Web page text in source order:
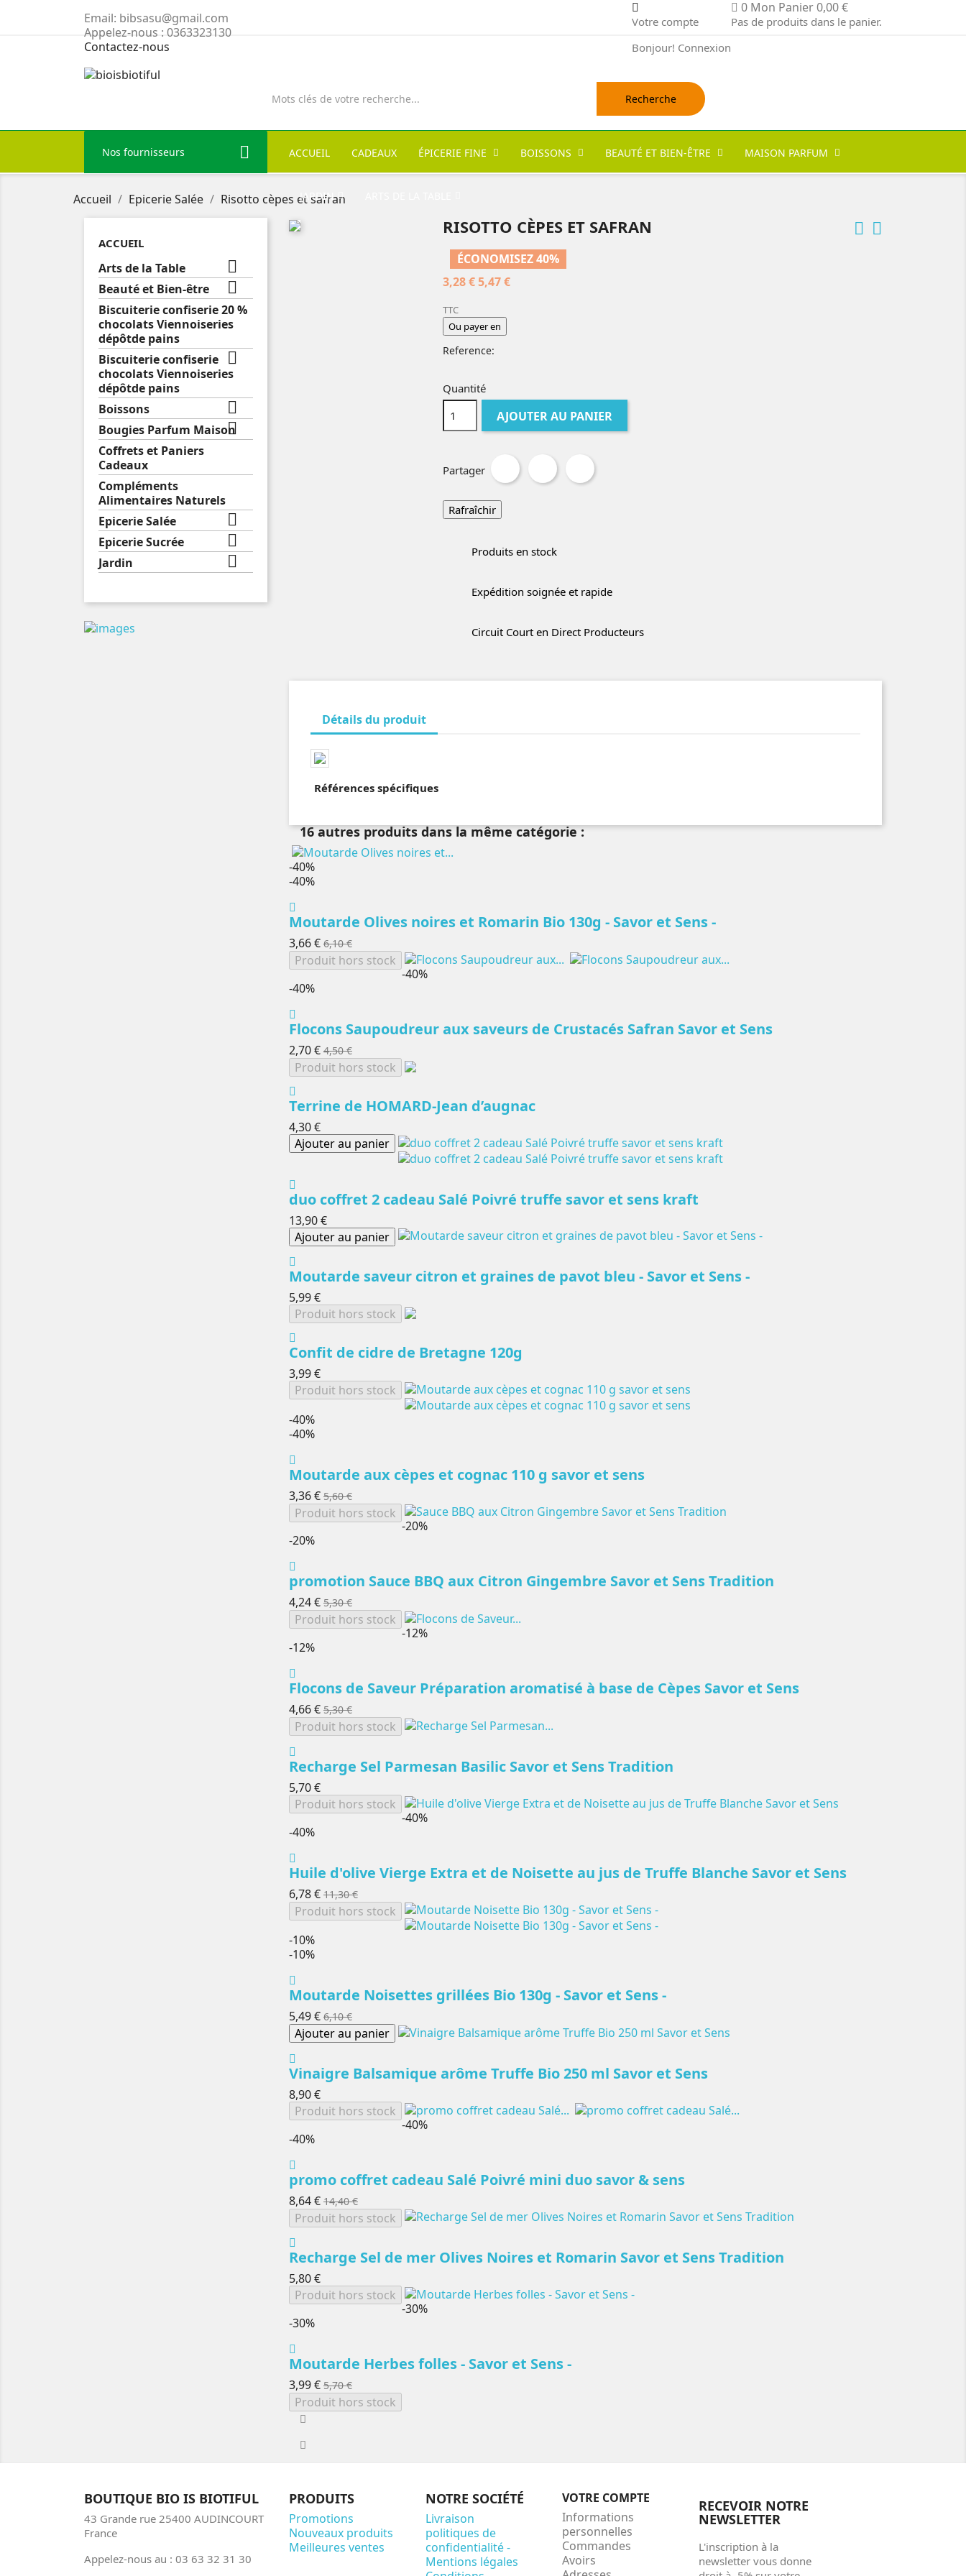
Email: bibsasu@gmail.com
Appelez-nous : 0363323130
Contactez-nous
0 Mon Panier0,00 €
Pas de produits dans le panier.
Votre compte
Bonjour! Connexion
Recherche
Nos fournisseurs ACCUEIL CADEAUX ÉPICERIE FINE BOISSONS BEAUTÉ ET BIEN-ÊTRE MAISON PARFUM
JARDIN
Accueil Epicerie Salée Risotto cèpes et safran
ACCUEIL
Arts de la Table 
Beauté et Bien-être 
Biscuiterie confiserie 20 %
chocolats Viennoiseries
dépôtde pains
Biscuiterie confiserie
chocolats Viennoiseries
dépôtde pains

Boissons 
Bougies Parfum Maison

Coffrets et Paniers
Cadeaux
Compléments
Alimentaires Naturels
Epicerie Salée

Epicerie Sucrée 
Jardin 
RISOTTO CÈPES ET SAFRAN
ÉCONOMISEZ 40%
3,28 €5,47 €
TTC
Ou payer en
Reference:
Quantité
AJOUTER AU PANIER
Partager
Produits en stock
Expédition soignée et rapide
Circuit Court en Direct Producteurs
Détails du produit
Références spécifiques
16 autres produits dans la même catégorie :
-40%
-40%
Moutarde Olives noires et Romarin Bio 130g - Savor et Sens -
3,66 € 6,10 €
Produit hors stock
-40%
-40%
Flocons Saupoudreur aux saveurs de Crustacés Safran Savor et Sens
2,70 € 4,50 €
Produit hors stock
Terrine de HOMARD-Jean d’augnac
4,30 €
Ajouter au panier
duo coffret 2 cadeau Salé Poivré truffe savor et sens kraft
13,90 €
Ajouter au panier
Moutarde saveur citron et graines de pavot bleu - Savor et Sens -
5,99 €
Produit hors stock
Confit de cidre de Bretagne 120g
3,99 €
Produit hors stock
-40%
-40%
Moutarde aux cèpes et cognac 110 g savor et sens
3,36 € 5,60 €
Produit hors stock
-20%
-20%
promotion Sauce BBQ aux Citron Gingembre Savor et Sens Tradition
4,24 € 5,30 €
Produit hors stock
-12%
-12%
Flocons de Saveur Préparation aromatisé à base de Cèpes Savor et Sens
4,66 € 5,30 €
Produit hors stock
Recharge Sel Parmesan Basilic Savor et Sens Tradition
5,70 €
Produit hors stock
-40%
-40%
Huile d'olive Vierge Extra et de Noisette au jus de Truffe Blanche Savor et Sens
6,78 € 11,30 €
Produit hors stock
-10%
-10%
Moutarde Noisettes grillées Bio 130g - Savor et Sens -
5,49 € 6,10 €
Ajouter au panier
Vinaigre Balsamique arôme Truffe Bio 250 ml Savor et Sens
8,90 €
Produit hors stock
-40%
-40%
promo coffret cadeau Salé Poivré mini duo savor & sens
8,64 € 14,40 €
Produit hors stock
Recharge Sel de mer Olives Noires et Romarin Savor et Sens Tradition
5,80 €
Produit hors stock
-30%
-30%
Moutarde Herbes folles - Savor et Sens -
3,99 € 5,70 €
Produit hors stock
BOUTIQUE BIO IS BIOTIFUL
43 Grande rue 25400 AUDINCOURT
France
Appelez-nous au : 03 63 32 31 30
PRODUITS
Promotions
Nouveaux produits
Meilleures ventes
NOTRE SOCIÉTÉ
Livraison
politiques de
confidentialité -
Mentions légales
VOTRE COMPTE
Informations
personnelles
Commandes
Avoirs
RECEVOIR NOTRE
NEWSLETTER
L'inscription à la
newsletter vous donne